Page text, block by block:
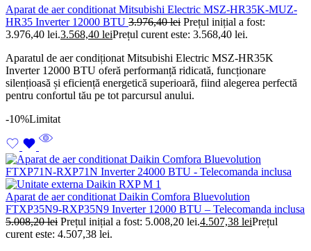
Aparat de aer conditionat Mitsubishi Electric MSZ-HR35K-MUZ-
HR35 Inverter 12000 BTU 3.976,40lei Prețul inițial a fost:
3.976,40 lei.3.568,40 leiPrețul curent este: 3.568,40 lei.
Aparatul de aer condiționat Mitsubishi Electric MSZ-HR35K
Inverter 12000 BTU oferă performanță ridicată, funcționare
silențioasă și eficiență energetică superioară, fiind alegerea perfectă
pentru confortul tău pe tot parcursul anului.
-10%Limitat
Aparat de aer conditionat Daikin Comfora Bluevolution
FTXP35N9-RXP35N9 Inverter 12000 BTU – Telecomanda inclusa
5.008,20lei Prețul inițial a fost: 5.008,20 lei.4.507,38 leiPrețul
curent este: 4.507,38 lei.